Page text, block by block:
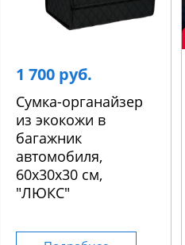
1 700 руб.
Сумка-органайзер
из экокожи в
багажник
автомобиля,
60х30х30 см,
"ЛЮКС"